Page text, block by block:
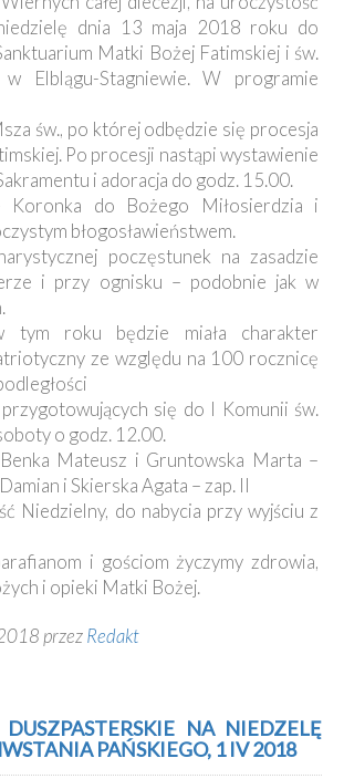
dnia 13 maja 2018 roku do
Matki Bożej Fatimskiej i św.
w Elblągu-Stagniewie. W programie
św., po której odbędzie się procesja
Po procesji nastąpi wystawienie
i adoracja do godz. 15.00.
Koronka do Bożego Miłosierdzia i
błogosławieństwem.
poczęstunek na zasadzie
i przy ognisku – podobnie jak w
tym roku będzie miała charakter
ze względu na 100 rocznicę
się do I Komunii św.
o godz. 12.00.
Mateusz i Gruntowska Marta –
i Skierska Agata – zap. II
Niedzielny, do nabycia przy wyjściu z
i gościom życzymy zdrowia,
i opieki Matki Bożej.
przezRedakt
NA NIEDZELĘ
PAŃSKIEGO, 1 IV 2018